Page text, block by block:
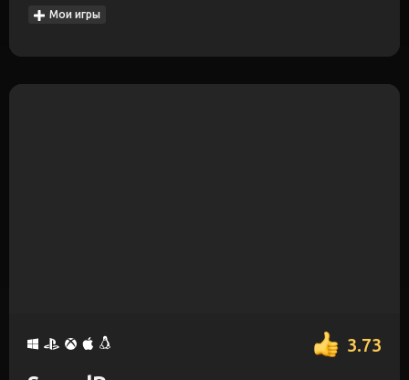
Мои игры
3.73